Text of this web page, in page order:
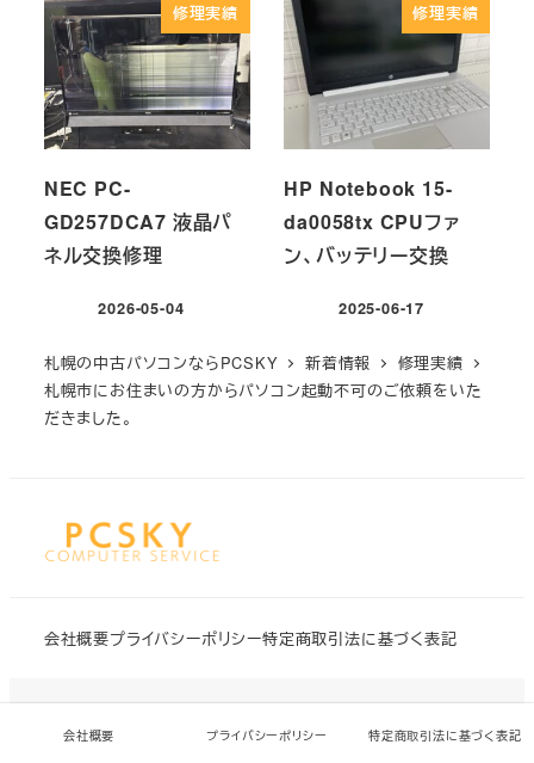
修理実績
NEC PC-
GD257DCA7 液晶パ
ネル交換修理
投稿日
2026-05-04
修理実績
HP Notebook 15-
da0058tx CPUファ
ン、バッテリー交換
投稿日
2025-06-17
札幌の中古パソコンならPCSKY 新着情報
修理実績
札幌市にお住まいの方からパソコン起動不可のご依頼をいた
だきました。
会社概要プライバシーポリシー特定商取引法に基づく表記
©2023 - 2026 PCSKY All rights reserved.
会社概要 プライバシーポリシー 特定商取引法に基づく表記